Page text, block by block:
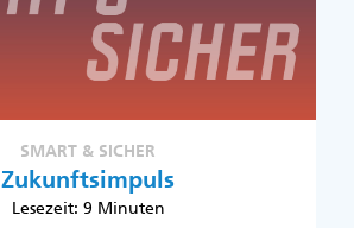
SMART & SICHER
Zukunftsimpuls
Lesezeit: 9 Minuten